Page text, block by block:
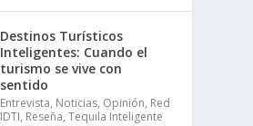
Destinos Turísticos
Inteligentes: Cuando el
turismo se vive con
sentido
Entrevista, Noticias, Opinión, Red
IDTI, Reseña,Tequila Inteligente